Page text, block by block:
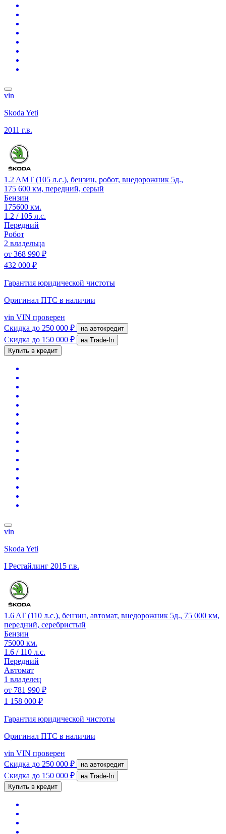
vin
Skoda Yeti
2011 г.в.
1.2 AMT (105 л.с.), бензин, робот, внедорожник 5д.,
175 600 км, передний, серый
Бензин
175600 км.
1.2 / 105 л.с.
Передний
Робот
2 владельца
от 368 990 ₽
432 000 ₽
Гарантия юридической чистоты
Оригинал ПТС в наличии
vin VIN проверен
Скидка до 250 000 ₽ на автокредит
Скидка до 150 000 ₽
на Trade-In
Купить в кредит
vin
Skoda Yeti
I Рестайлинг 2015 г.в.
1.6 AT (110 л.с.), бензин, автомат, внедорожник 5д., 75 000 км,
передний, серебристый
Бензин
75000 км.
1.6 / 110 л.с.
Передний
Автомат
1 владелец
от 781 990 ₽
1 158 000 ₽
Гарантия юридической чистоты
Оригинал ПТС в наличии
vin VIN проверен
Скидка до 250 000 ₽ на автокредит
Скидка до 150 000 ₽
на Trade-In
Купить в кредит